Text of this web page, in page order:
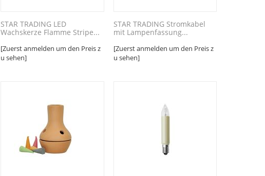
STAR TRADING LED
Wachskerze Flamme Stripe...
[Zuerst anmelden um den Preis z
u sehen]
STAR TRADING Stromkabel
mit Lampenfassung...
[Zuerst anmelden um den Preis z
u sehen]